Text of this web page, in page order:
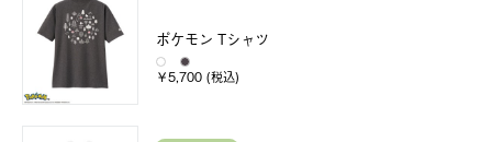
ポケモン Tシャツ
￥5,700 (税込)